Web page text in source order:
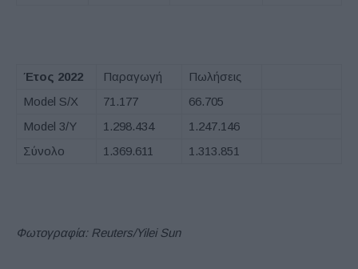
Έτος 2022 Παραγωγή
Πωλήσεις
Model S/X
71.177
66.705
Model 3/Y
1.298.434
1.247.146
Σύνολο
1.369.611 1.313.851
Φωτογραφία: Reuters/Yilei Sun